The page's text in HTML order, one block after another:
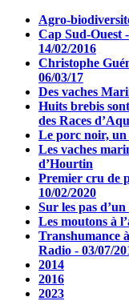
Agro-
Cap Sud-Ouest
14/02/2016
Christophe
06/03/17
Des vaches
Huits brebis
des Races
Le porc noir, un
Les vaches
d’Hourtin
Premier cru de
10/02/2020
Sur les pas
Les moutons à
Transhumance
Radio - 03/07/
2014
2016
2023